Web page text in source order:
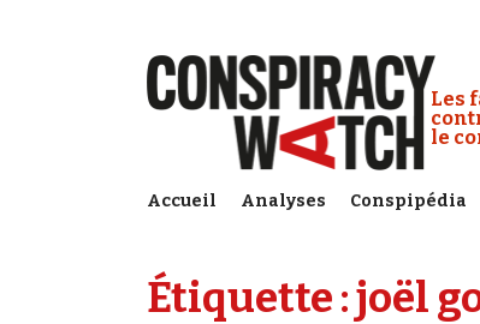
Les
le
Accueil Analyses Conspipédia
Étiquette :joël